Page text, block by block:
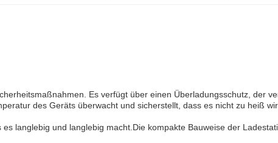
Es verfügt über einen Überladungsschutz, der
des Geräts überwacht und sicherstellt, dass es nicht zu heiß
langlebig und langlebig macht.Die kompakte Bauweise der